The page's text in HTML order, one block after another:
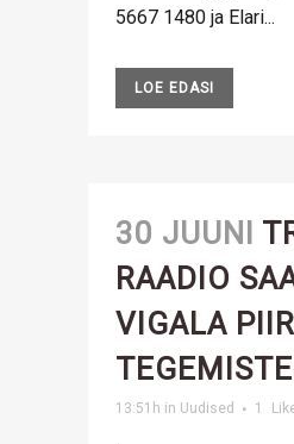
5667 1480 ja Elari...
LOE EDASI
30 JUUNI
RAADIO
VIGALA
13:51h in Uudised 1